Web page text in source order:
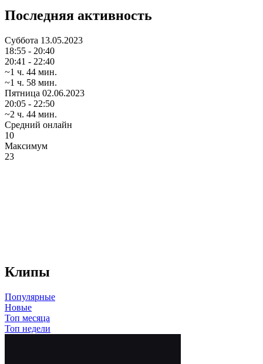
Последняя активность
Суббота 13.05.2023
18:55 - 20:40
20:41 - 22:40
~1 ч. 44 мин.
~1 ч. 58 мин.
Пятница 02.06.2023
20:05 - 22:50
~2 ч. 44 мин.
Средний онлайн
10
Максимум
23
Клипы
Популярные
Новые
Топ месяца
Топ недели